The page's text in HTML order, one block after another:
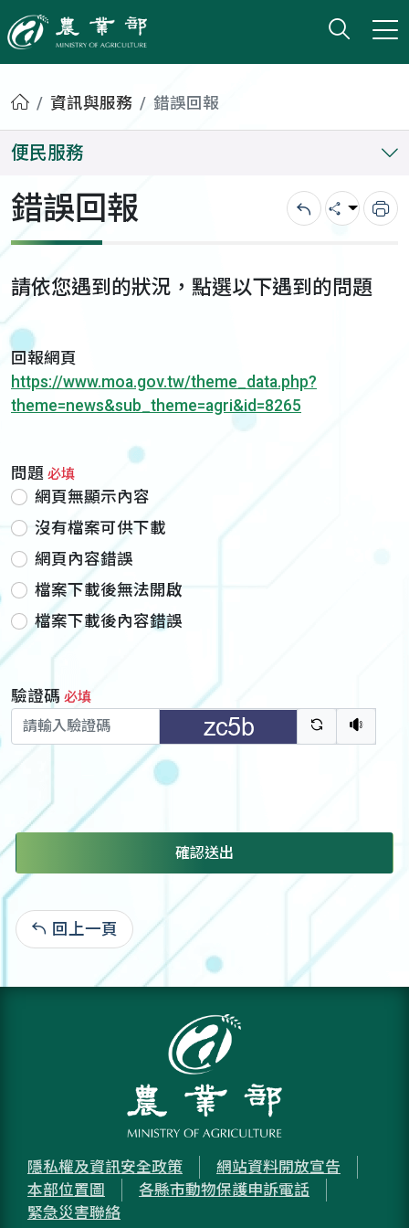
農業部
打開
小版
首頁資訊與服務 錯誤回報
便民服務
錯誤回報 回上一頁
分享 列
請依您遇到的狀況，點選以下遇到的問題
回報網頁
https://www.moa.gov.tw/theme_data.php?
theme=news&sub_theme=agri&id=8265
問題 必填
網頁無顯示內容
沒有檔案可供下載
網頁內容錯誤
檔案下載後無法開啟
檔案下載後內容錯誤
驗證碼 必填
驗證碼重新
聽語
確認送出
回上一頁
隱私權及資訊安全政策
網站資料開放宣告
本部位置圖
各縣市動物保護申訴電話
緊急災害聯絡